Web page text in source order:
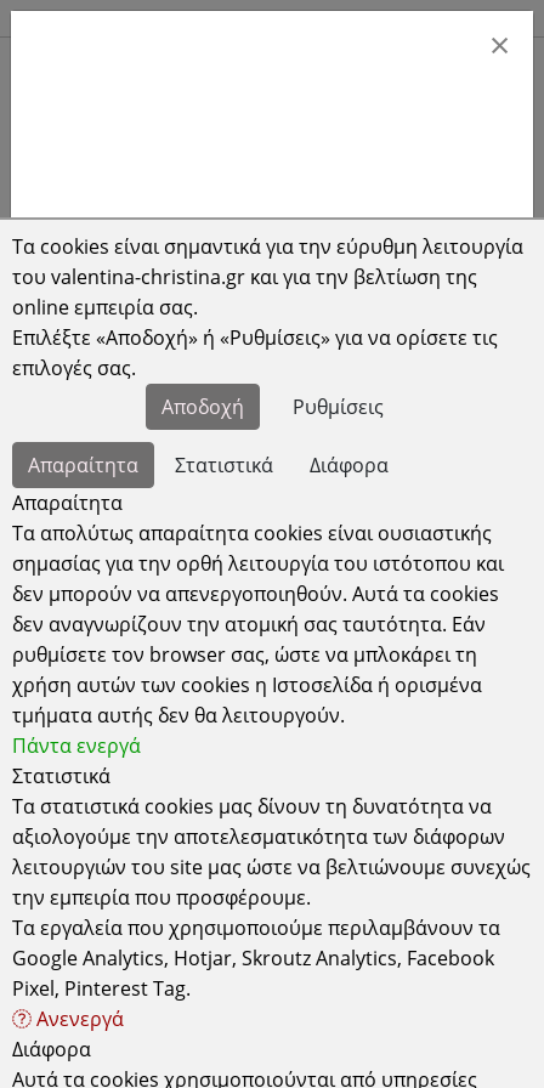
Αποστολές σε όλη την Ελλάδα
Αρχική
Έδρα
Κυδωνιών 6-8 Αθήνα-Σεπόλια, 10443
ΑΤΤΙΚΗ τηλ: 2105157506
ΔΕΧΟΜΑΣΤΕ ΚΑΤΟΠΙΝ ΡΑΝΤΕΒΟΥ
Ωράριο Λειτουργίας Καταστήματος
Δευτέρα - Τετάρτη - Σάββατο: 10.00 - 15.00
Τρίτη - Πέμπτη - Παρασκευή: 10.00 - 14.00 & 17.30 - 21.00
Χρήσιμα
Τρόποι Παραγγελίας
Τρόποι Πληρωμής
Τρόποι Αποστολής
Εγγύηση -
Επιστροφές
Συχνές Ερωτήσεις
Εγγραφή Newsletter
Επικοινωνία
Εταιρεία
Όροι χρήσης
Προστασία
Προσωπικών
Δεδομένων
© 2026 valentina-christina.gr. All Rights Reserved.
Developed by
×
Τα cookies είναι σημαντικά για την εύρυθμη λειτουργία
του valentina-christina.gr και για την βελτίωση της
online εμπειρία σας.
Επιλέξτε «Αποδοχή» ή «Ρυθμίσεις» για να ορίσετε τις
επιλογές σας.
Αποδοχή
Ρυθμίσεις
Απαραίτητα Στατιστικά
Διάφορα
Απαραίτητα
Τα απολύτως απαραίτητα cookies είναι ουσιαστικής
σημασίας για την ορθή λειτουργία του ιστότοπου και
δεν μπορούν να απενεργοποιηθούν. Αυτά τα cookies
δεν αναγνωρίζουν την ατομική σας ταυτότητα. Εάν
ρυθμίσετε τον browser σας, ώστε να μπλοκάρει τη
χρήση αυτών των cookies η Ιστοσελίδα ή ορισμένα
τμήματα αυτής δεν θα λειτουργούν.
Πάντα ενεργά
Στατιστικά
Τα στατιστικά cookies μας δίνουν τη δυνατότητα να
αξιολογούμε την αποτελεσματικότητα των διάφορων
λειτουργιών του site μας ώστε να βελτιώνουμε συνεχώς
την εμπειρία που προσφέρουμε.
Τα εργαλεία που χρησιμοποιούμε περιλαμβάνουν τα
Google Analytics, Hotjar, Skroutz Analytics, Facebook
Pixel, Pinterest Tag.
Ανενεργά
Διάφορα
Αυτά τα cookies χρησιμοποιούνται από υπηρεσίες